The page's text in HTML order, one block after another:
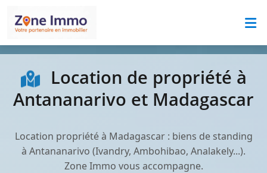
Location de propriété à
Antananarivo et Madagascar
Location propriété à Madagascar : biens de standing
à Antananarivo (Ivandry, Ambohibao, Analakely...).
Zone Immo vous accompagne.